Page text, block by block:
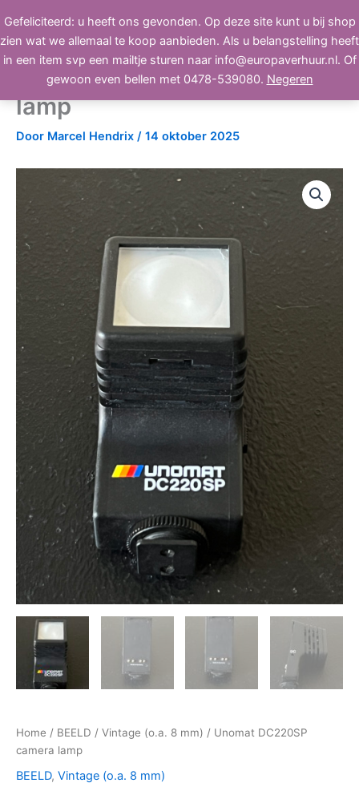
Gefeliciteerd: u heeft ons gevonden. Op deze site kunt u bij shop
zien wat we allemaal te koop aanbieden. Als u belangstelling heeft
in een item svp een mailtje sturen naar info@europaverhuur.nl. Of
gewoon even bellen met 0478-539080. Negeren
naar
de
inhoud
BEELD, GELUID, LICHT
Unomat DC220SP camera
lamp
Door Marcel Hendrix / 14 oktober 2025
Home / BEELD / Vintage (o.a. 8 mm) / Unomat DC220SP
camera lamp
BEELD, Vintage (o.a. 8 mm)